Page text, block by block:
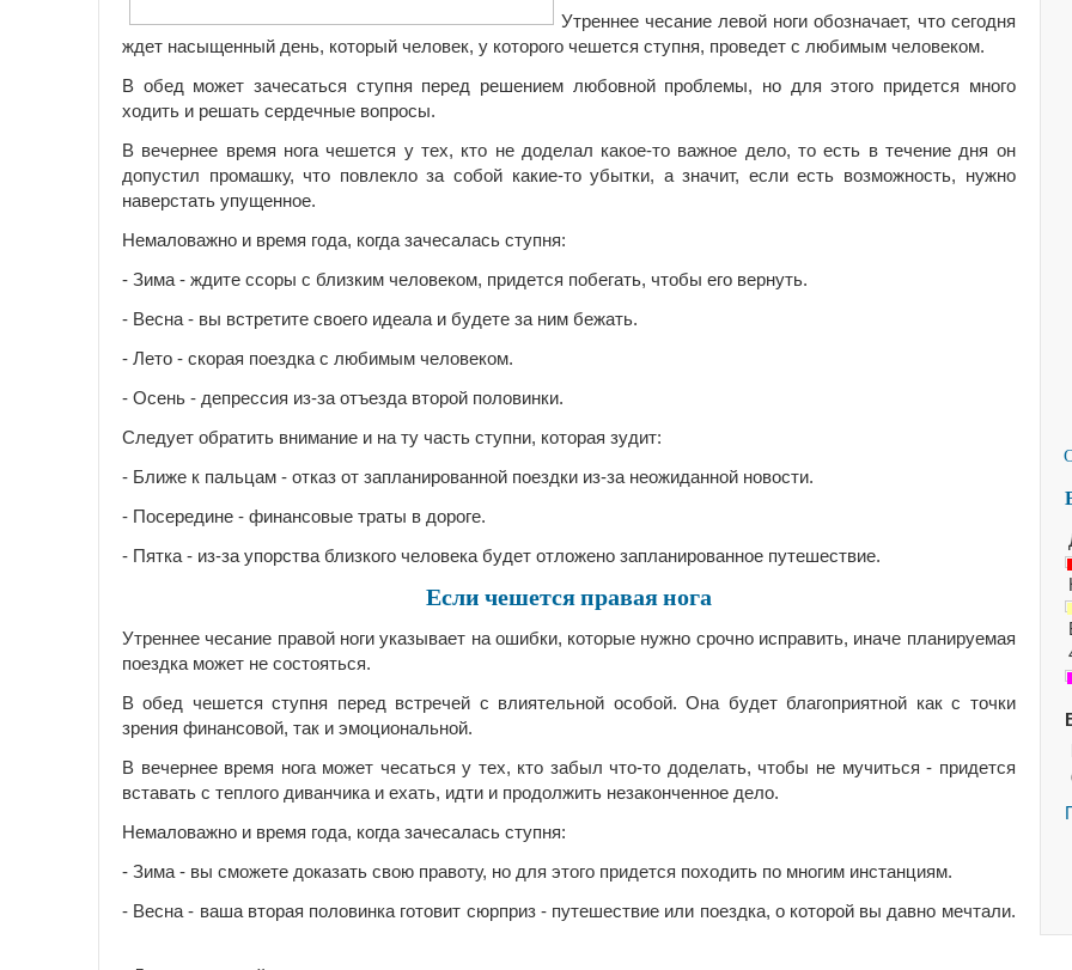
Утреннее чесание левой ноги обозначает, что сегодня
ждет насыщенный день, который человек, у которого чешется ступня, проведет с любимым человеком.
В обед может зачесаться ступня перед решением любовной проблемы, но для этого придется много
ходить и решать сердечные вопросы.
В вечернее время нога чешется у тех, кто не доделал какое-то важное дело, то есть в течение дня он
допустил промашку, что повлекло за собой какие-то убытки, а значит, если есть возможность, нужно
наверстать упущенное.
Немаловажно и время года, когда зачесалась ступня:
- Зима - ждите ссоры с близким человеком, придется побегать, чтобы его вернуть.
- Весна - вы встретите своего идеала и будете за ним бежать.
- Лето - скорая поездка с любимым человеком.
- Осень - депрессия из-за отъезда второй половинки.
Следует обратить внимание и на ту часть ступни, которая зудит:
- Ближе к пальцам - отказ от запланированной поездки из-за неожиданной новости.
- Посередине - финансовые траты в дороге.
- Пятка - из-за упорства близкого человека будет отложено запланированное путешествие.
Если чешется правая нога
Утреннее чесание правой ноги указывает на ошибки, которые нужно срочно исправить, иначе планируемая
поездка может не состояться.
В обед чешется ступня перед встречей с влиятельной особой. Она будет благоприятной как с точки
зрения финансовой, так и эмоциональной.
В вечернее время нога может чесаться у тех, кто забыл что-то доделать, чтобы не мучиться - придется
вставать с теплого диванчика и ехать, идти и продолжить незаконченное дело.
Немаловажно и время года, когда зачесалась ступня:
- Зима - вы сможете доказать свою правоту, но для этого придется походить по многим инстанциям.
- Весна - ваша вторая половинка готовит сюрприз - путешествие или поездка, о которой вы давно мечтали.